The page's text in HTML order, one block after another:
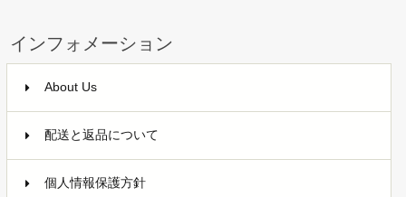
インフォメーション
About Us
配送と返品について
個人情報保護方針